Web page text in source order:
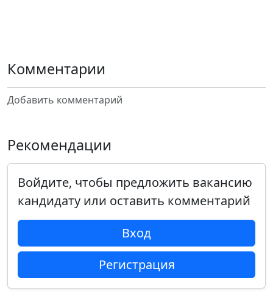
Комментарии
Добавить комментарий
Рекомендации
Войдите, чтобы предложить вакансию
кандидату или оставить комментарий
Вход
Регистрация